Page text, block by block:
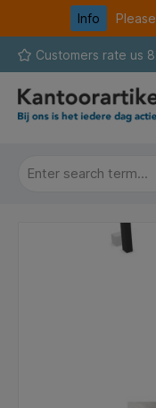
Skip to
Info
Customers rate us